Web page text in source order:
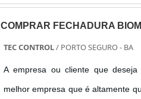
COMPRAR FECHADURA
TEC CONTROL/ PORTO SEGURO - BA
A empresa ou cliente que
melhor empresa que é altamente